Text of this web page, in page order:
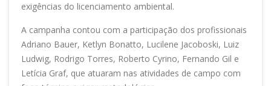
exigências do licenciamento ambiental.
A campanha contou com a participação dos profissionais
Adriano Bauer, Ketlyn Bonatto, Lucilene Jacoboski, Luiz
Ludwig, Rodrigo Torres, Roberto Cyrino, Fernando Gil e
Letícia Graf, que atuaram nas atividades de campo com